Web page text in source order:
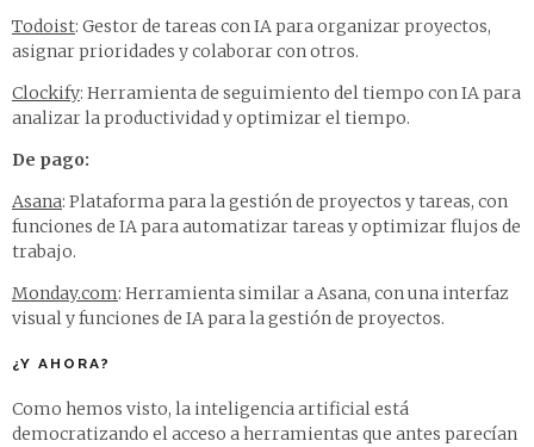
Todoist: Gestor de tareas con IA para organizar proyectos,
asignar prioridades y colaborar con otros.
Clockify: Herramienta de seguimiento del tiempo con IA para
analizar la productividad y optimizar el tiempo.
De pago:
Asana: Plataforma para la gestión de proyectos y tareas, con
funciones de IA para automatizar tareas y optimizar flujos de
trabajo.
Monday.com: Herramienta similar a Asana, con una interfaz
visual y funciones de IA para la gestión de proyectos.
¿Y AHORA?
Como hemos visto, la inteligencia artificial está
democratizando el acceso a herramientas que antes parecían